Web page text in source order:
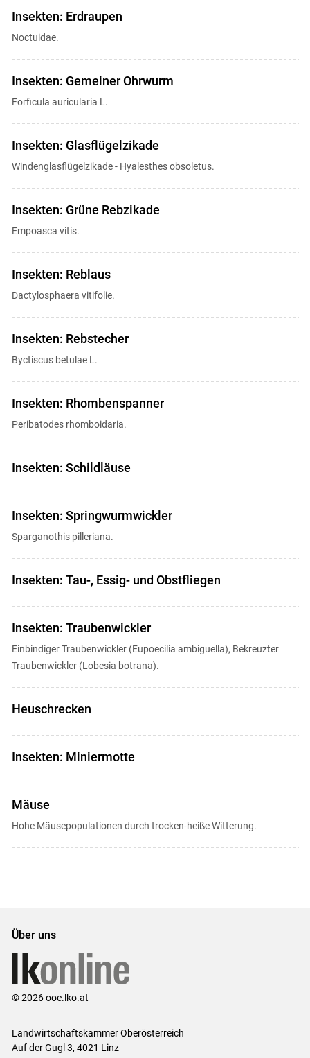
Insekten: Erdraupen
Noctuidae.
Insekten: Gemeiner Ohrwurm
Forficula auricularia L.
Insekten: Glasflügelzikade
Windenglasflügelzikade - Hyalesthes obsoletus.
Insekten: Grüne Rebzikade
Empoasca vitis.
Insekten: Reblaus
Dactylosphaera vitifolie.
Insekten: Rebstecher
Byctiscus betulae L.
Insekten: Rhombenspanner
Peribatodes rhomboidaria.
Insekten: Schildläuse
Insekten: Springwurmwickler
Sparganothis pilleriana.
Insekten: Tau-, Essig- und Obstfliegen
Insekten: Traubenwickler
Einbindiger Traubenwickler (Eupoecilia ambiguella), Bekreuzter
Traubenwickler (Lobesia botrana).
Heuschrecken
Insekten: Miniermotte
Mäuse
Hohe Mäusepopulationen durch trocken-heiße Witterung.
Über uns
© 2026 ooe.lko.at
Landwirtschaftskammer Oberösterreich
Auf der Gugl 3, 4021 Linz